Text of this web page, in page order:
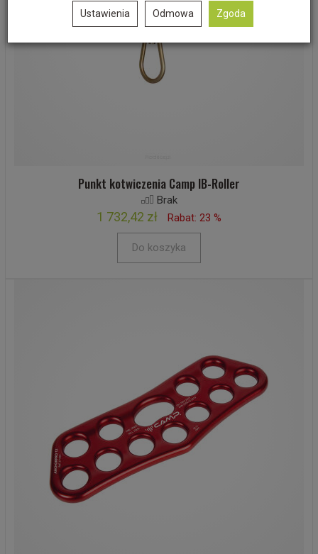
Punkt kotwiczenia Camp IB-Roller
Brak
1 732,42 zł Rabat: 23 %
Do koszyka
Ustawienia Odmowa Zgoda